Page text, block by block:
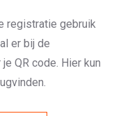
registratie gebruik
er bij de
QR code. Hier kun